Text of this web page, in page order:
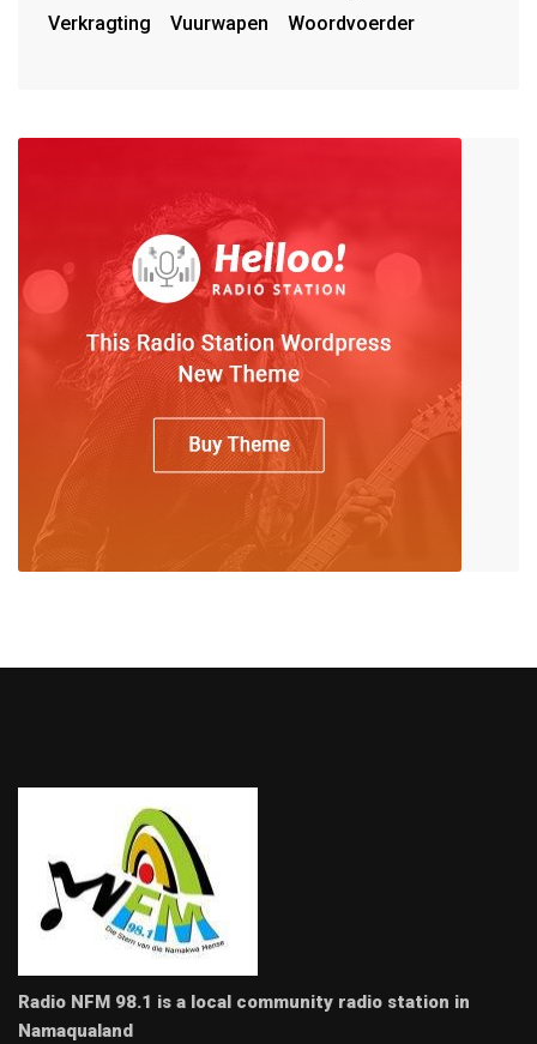
Verkragting
Vuurwapen Woordvoerder
Radio NFM 98.1 is a local community radio station in
Namaqualand